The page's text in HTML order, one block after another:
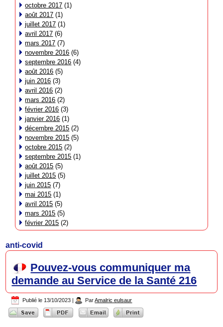
octobre 2017 (1)
août 2017 (1)
juillet 2017 (1)
avril 2017 (6)
mars 2017 (7)
novembre 2016 (6)
septembre 2016 (4)
août 2016 (5)
juin 2016 (3)
avril 2016 (2)
mars 2016 (2)
février 2016 (3)
janvier 2016 (1)
décembre 2015 (2)
novembre 2015 (5)
octobre 2015 (2)
septembre 2015 (1)
août 2015 (5)
juillet 2015 (5)
juin 2015 (7)
mai 2015 (1)
avril 2015 (5)
mars 2015 (5)
février 2015 (2)
anti-covid
Pouvez-vous communiquer ma
demande au Service de la Santé 216
Publié le 13/10/2023 | Par Amalric eulsaur